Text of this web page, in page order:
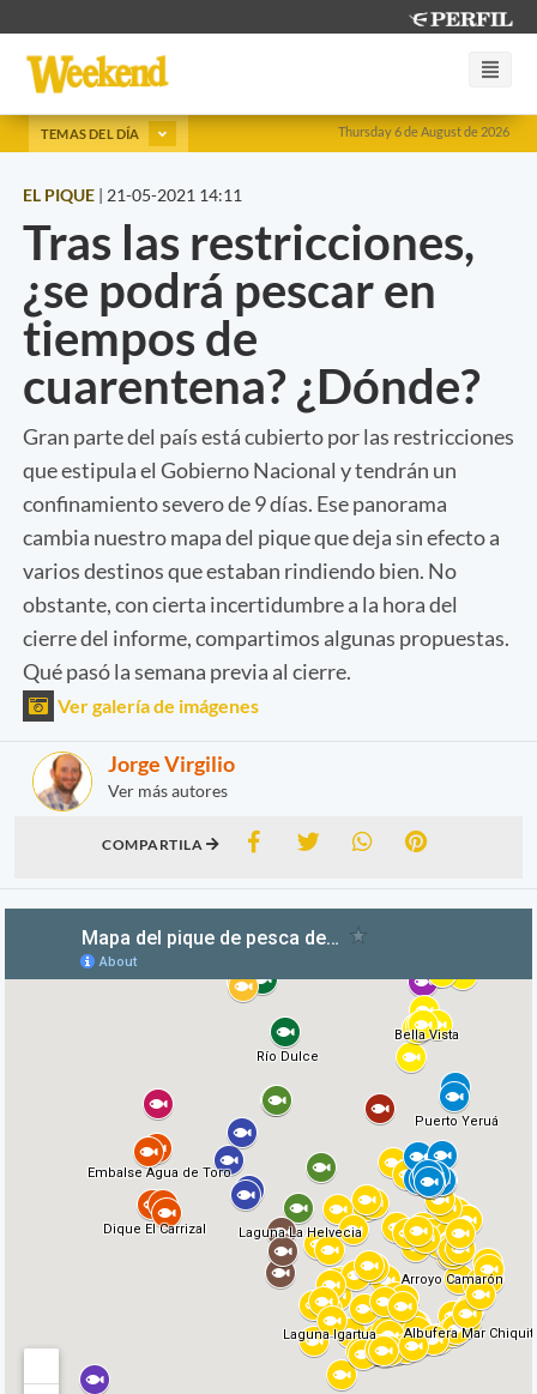
Thursday 6 de August de 2026
TEMAS DEL DÍA
EL PIQUE | 21-05-2021 14:11
Tras las restricciones,
¿se podrá pescar en
tiempos de
cuarentena? ¿Dónde?
Gran parte del país está cubierto por las restricciones
que estipula el Gobierno Nacional y tendrán un
confinamiento severo de 9 días. Ese panorama
cambia nuestro mapa del pique que deja sin efecto a
varios destinos que estaban rindiendo bien. No
obstante, con cierta incertidumbre a la hora del
cierre del informe, compartimos algunas propuestas.
Qué pasó la semana previa al cierre.
Ver galería de imágenes
Jorge Virgilio
Ver más autores
COMPARTILA